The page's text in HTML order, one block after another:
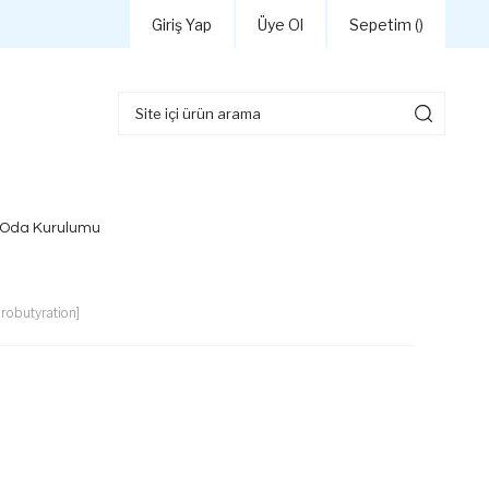
Giriş Yap Üye Ol Sepetim ()
Kurulumu